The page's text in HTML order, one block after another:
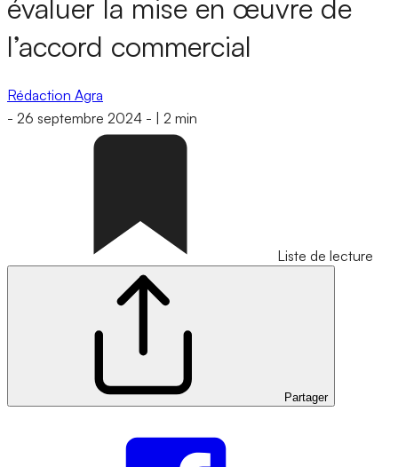
évaluer la mise en œuvre de
l’accord commercial
Rédaction Agra
- 26 septembre 2024 - 2 min
Liste de lecture
Partager